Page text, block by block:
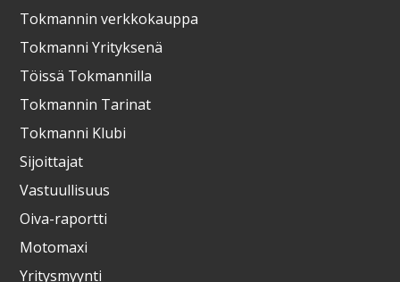
Tokmannin verkkokauppa
Tokmanni Yrityksenä
Töissä Tokmannilla
Tokmannin Tarinat
Tokmanni Klubi
Sijoittajat
Vastuullisuus
Oiva-raportti
Motomaxi
Yritysmyynti